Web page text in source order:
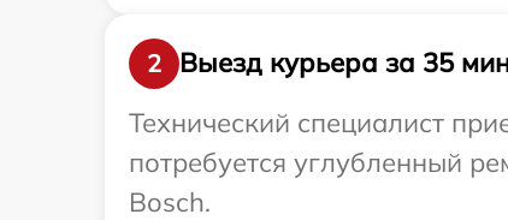
2
Выезд курьера за 35
Технический специалист
потребуется углубленный
Bosch.